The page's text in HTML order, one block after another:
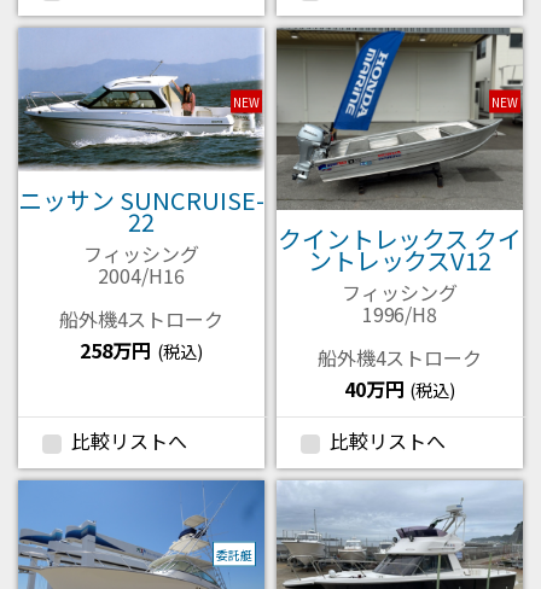
ニッサン SUNCRUISE-
22
フィッシング
2004/H16
船外機4ストローク
258万円 (税込)
比較リストへ
NEW
クイントレックス クイ
ントレックスV12
フィッシング
1996/H8
船外機4ストローク
40万円 (税込)
比較リストへ
NEW
委託艇